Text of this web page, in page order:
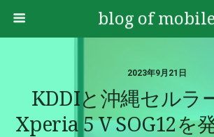
blog of
2023年9月21日
KDDIと沖縄セルラ
Xperia 5 V SOG12を